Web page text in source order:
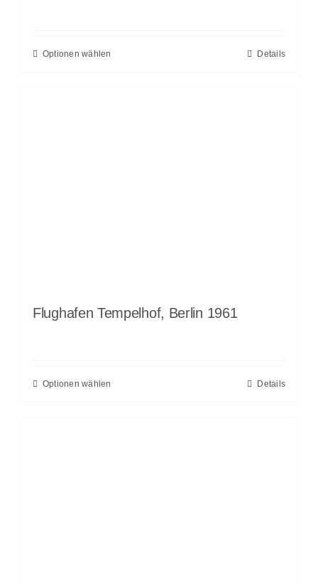
Optionen wählen Details
Flughafen Tempelhof, Berlin 1961
Optionen wählen Details